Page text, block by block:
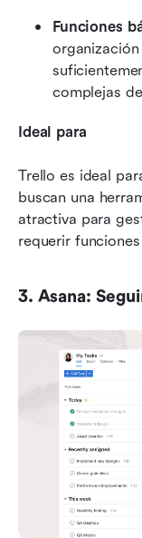
Funciones
complejas
Ideal para
Trello es ideal
buscan una
atractiva para
requerir
3. Asana: